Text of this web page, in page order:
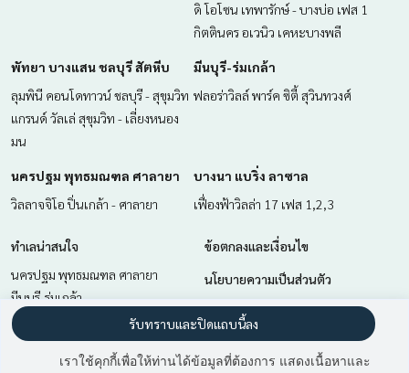
ดิ โอโซน เทพารักษ์ - บางบ่อ เฟส 1
กิตตินคร อเวนิว เคหะบางพลี
พัทยา บางแสน ชลบุรี สัตหีบ
ลุมพินี คอนโดทาวน์ ชลบุรี - สุขุมวิท
แกรนด์ วัลเล่ สุขุมวิท - เลี่ยงหนอง
มน
มีนบุรี-ร่มเกล้า
ฟลอร่าวิลล์ พาร์ค ซิตี้ สุวินทวงศ์
นครปฐม พุทธมณฑล ศาลายา
วิลลาจจิโอ ปิ่นเกล้า - ศาลายา
บางนา แบริ่ง ลาซาล
เฟื่องฟ้าวิลล่า 17 เฟส 1,2,3
ทำเลน่าสนใจ
นครปฐม พุทธมณฑล ศาลายา
มีนบุรี-ร่มเกล้า
ฉะเชิงเทรา
พัทยา บางแสน ชลบุรี สัตหีบ
บางนา แบริ่ง ลาซาล
ข้อตกลงและเงื่อนไข
นโยบายความเป็นส่วนตัว
เกี่ยวกับเรา
วิธีการฝากขาย-เช่า
เราใช้คุกกี้เพื่อให้ท่านได้ข้อมูลที่ต้องการ แสดงเนื้อหาและ
รับทราบและปิดแถบนี้ลง